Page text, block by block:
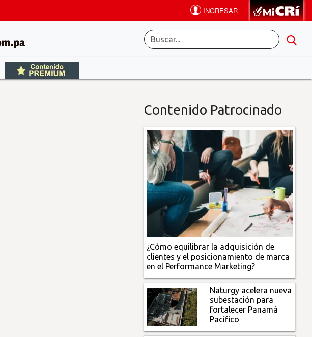
Contenido Patrocinado
¿Cómo equilibrar la adquisición de
clientes y el posicionamiento de marca
en el Performance Marketing?
Naturgy acelera nueva
subestación para
fortalecer Panamá
Pacífico